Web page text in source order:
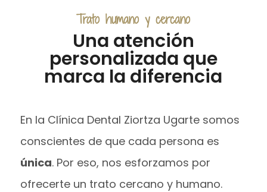
Trato humano y cercano
Una atención
personalizada que
marca la diferencia
En la Clínica Dental Ziortza Ugarte somos
conscientes de que cada persona es
única. Por eso, nos esforzamos por
ofrecerte un trato cercano y humano.